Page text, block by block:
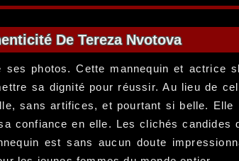
De Tereza Nvotova
photos. Cette mannequin et actrice
sa dignité pour réussir. Au lieu de
sans artifices, et pourtant si belle.
confiance en elle. Les clichés candides
est sans aucun doute